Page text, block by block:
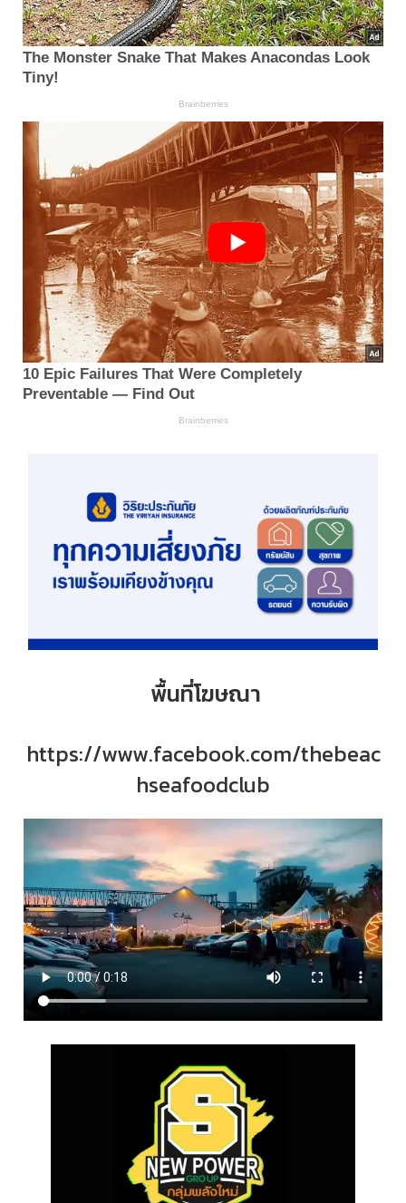
พื้นที่โฆษณา
https://www.facebook.com/thebeac
hseafoodclub